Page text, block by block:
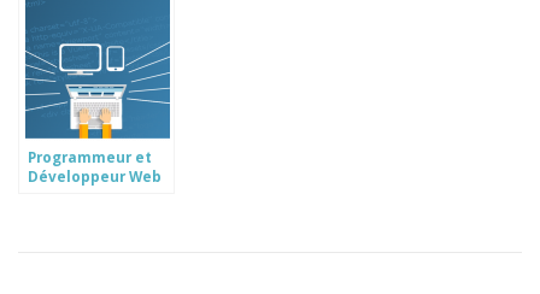
Programmeur et
Développeur Web